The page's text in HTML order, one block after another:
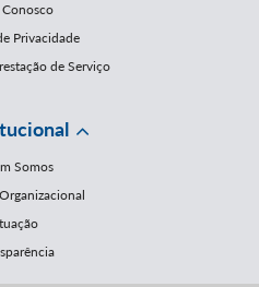
Conosco
Privacidade
de Serviço
Somos